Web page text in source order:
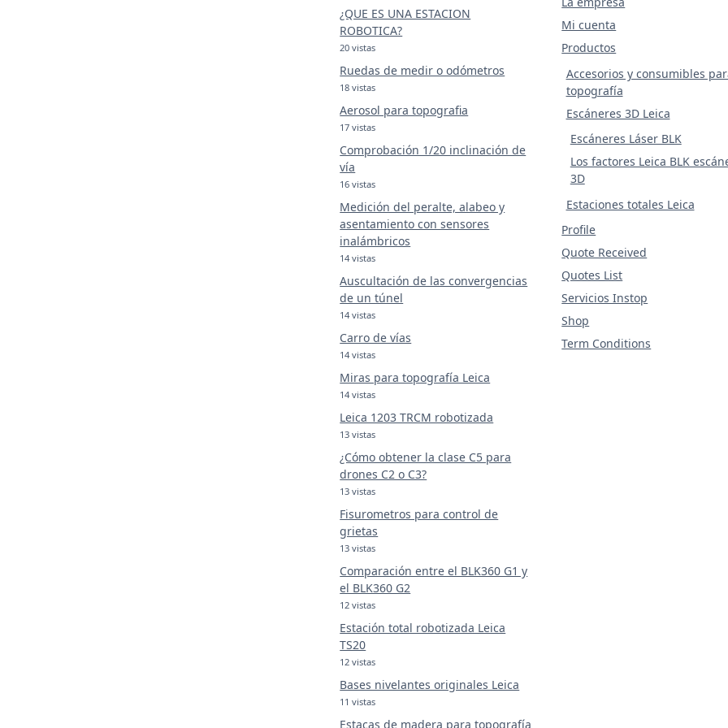
¿QUE ES UNA ESTACION
ROBOTICA?
20 vistas
Ruedas de medir o odómetros
18 vistas
Aerosol para topografia
17 vistas
Comprobación 1/20 inclinación de
vía
16 vistas
Medición del peralte, alabeo y
asentamiento con sensores
inalámbricos
14 vistas
Auscultación de las convergencias
de un túnel
14 vistas
Carro de vías
14 vistas
Miras para topografía Leica
14 vistas
Leica 1203 TRCM robotizada
13 vistas
¿Cómo obtener la clase C5 para
drones C2 o C3?
13 vistas
Fisurometros para control de
grietas
13 vistas
Comparación entre el BLK360 G1 y
el BLK360 G2
12 vistas
Estación total robotizada Leica
TS20
12 vistas
Bases nivelantes originales Leica
11 vistas
Estacas de madera para topografía
Mi cuenta
Productos
Accesorios y consumibles
topografía
Escáneres 3D Leica
Escáneres Láser BLK
Los factores Leica BLK
3D
Estaciones totales Leica
Profile
Quote Received
Quotes List
Servicios Instop
Shop
Term Conditions